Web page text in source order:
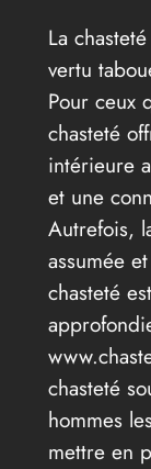
La
vertu
Pour ceux
chasteté
intérieure
et une
Autrefois,
assumée
chasteté
chasteté
hommes
mettre en